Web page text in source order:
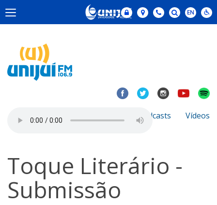
Notícias Podcasts Vídeos
Toque Literário -
Submissão